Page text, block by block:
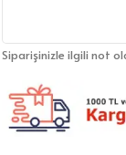
Siparişinizle ilgili not